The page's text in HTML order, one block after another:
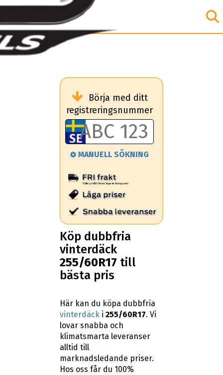
Börja med ditt
registreringsnummer
MANUELL SÖKNING
Köp dubbfria
vinterdäck
255/60R17 till
bästa pris
Här kan du köpa dubbfria
vinterdäck i255/60R17. Vi
lovar snabba och
klimatsmarta leveranser
alltid till
marknadsledande priser.
Hos oss får du 100%